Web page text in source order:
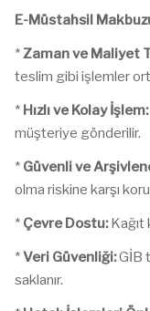
E-Müstahsil
*Zaman ve Maliyet
teslim gibi işlemler
* Hızlı ve Kolay İşlem:
müşteriye gönderilir.
* Güvenli ve
olma riskine karşı
* Çevre Dostu:Kağıt
*Veri Güvenliği:GİB
saklanır.